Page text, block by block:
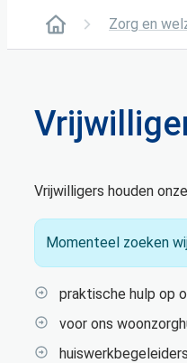
Startpagina
Zorg en
Vrijwilligers houden
Momenteel zoeken
praktische hulp op
voor ons